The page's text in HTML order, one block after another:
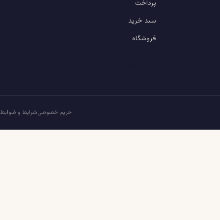
پرداخت
سبد خرید
فروشگاه
حریم خصوصیشرایط و ضوابط